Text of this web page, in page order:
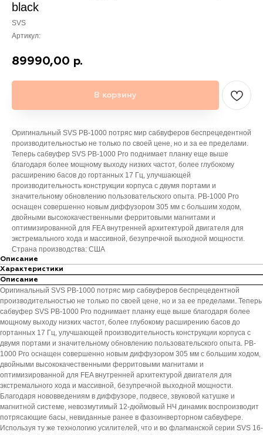
black
SVS
Артикул:
89990,00 р.
В корзину
Оригинальный SVS PB-1000 потряс мир сабвуферов беспрецедентной
производительностью не только по своей цене, но и за ее пределами.
Теперь сабвуфер SVS PB-1000 Pro поднимает планку еще выше
благодаря более мощному выходу низких частот, более глубокому
расширению басов до гортанных 17 Гц, улучшающей
производительность конструкции корпуса с двумя портами и
значительному обновлению пользовательского опыта. PB-1000 Pro
оснащен совершенно новым диффузором 305 мм с большим ходом,
двойными высококачественными ферритовыми магнитами и
оптимизированной для FEA внутренней архитектурой двигателя для
экстремального хода и массивной, безупречной выходной мощности.
Страна производства: США
Описание
Характеристики
Описание
Оригинальный SVS PB-1000 потряс мир сабвуферов беспрецедентной
производительностью не только по своей цене, но и за ее пределами. Теперь
сабвуфер SVS PB-1000 Pro поднимает планку еще выше благодаря более
мощному выходу низких частот, более глубокому расширению басов до
гортанных 17 Гц, улучшающей производительность конструкции корпуса с
двумя портами и значительному обновлению пользовательского опыта. PB-
1000 Pro оснащен совершенно новым диффузором 305 мм с большим ходом,
двойными высококачественными ферритовыми магнитами и
оптимизированной для FEA внутренней архитектурой двигателя для
экстремального хода и массивной, безупречной выходной мощности.
Благодаря нововведениям в диффузоре, подвесе, звуковой катушке и
магнитной системе, невозмутимый 12-дюймовый НЧ динамик воспроизводит
потрясающие басы, невиданные ранее в фазоинверторном сабвуфере.
Используя ту же технологию усилителей, что и во флагманской серии SVS 16-